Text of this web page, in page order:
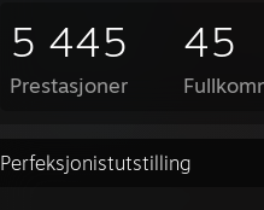
5 445
Prestasjoner
45
Perfeksjonistutstilling